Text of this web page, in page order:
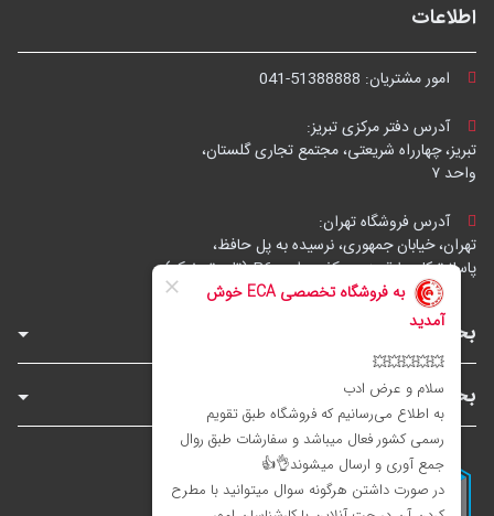
اطلاعات
امور مشتریان: 041-51388888
آدرس دفتر مرکزی تبریز:
تبریز، چهارراه شریعتی، مجتمع تجاری گلستان،
واحد ۷
آدرس فروشگاه تهران:
تهران، خیابان جمهوری، نرسیده به پل حافظ،
پاساژ توکل، طبقه زیرهمکف، واحد B6 (تاپ ترونیک)
بخش‌های فروشگاه
بخش‌های سایت